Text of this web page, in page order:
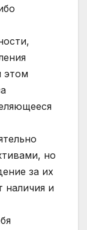
этом
но
за их
наличия и